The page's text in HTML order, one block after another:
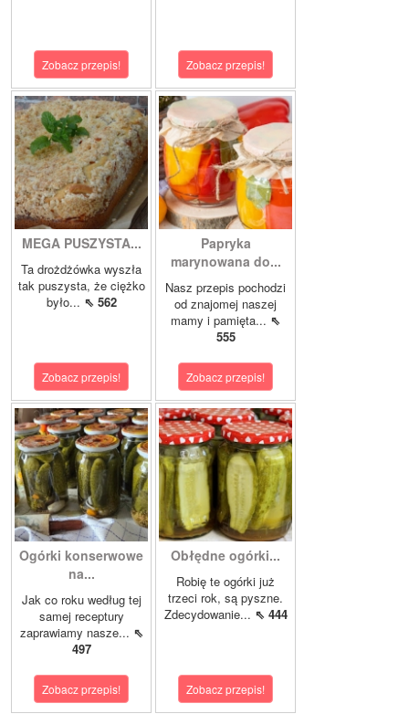
Zobacz przepis! Zobacz przepis!
MEGA PUSZYSTA...
Ta drożdżówka wyszła
tak puszysta, że ciężko
było... ⇖ 562
Zobacz przepis!
Papryka
marynowana do...
Nasz przepis pochodzi
od znajomej naszej
mamy i pamięta... ⇖
555
Zobacz przepis!
Ogórki konserwowe
na...
Jak co roku według tej
samej receptury
zaprawiamy nasze... ⇖
497
Zobacz przepis!
Obłędne ogórki...
Robię te ogórki już
trzeci rok, są pyszne.
Zdecydowanie... ⇖ 444
Zobacz przepis!